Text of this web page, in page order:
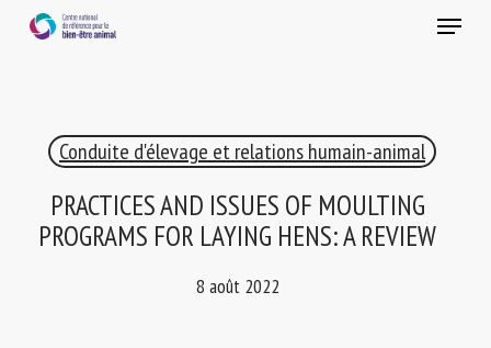
Menu
Conduite d'élevage et relations humain-animal
PRACTICES AND ISSUES OF MOULTING
PROGRAMS FOR LAYING HENS: A REVIEW
8 août 2022
RECEVEZ CHAQUE MOIS GRATUITEMENT
ANIMAL